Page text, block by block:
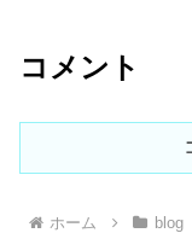
コメント
ホーム blog